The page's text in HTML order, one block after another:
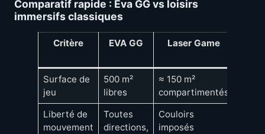
Comparatif rapide : Eva GG vs loisirs
immersifs classiques
Critère EVA GG Laser Game
Surface de
jeu
500 m²
libres
≈ 150 m²
compartimentés
Liberté de
mouvement
Toutes
directions,
Couloirs
imposés